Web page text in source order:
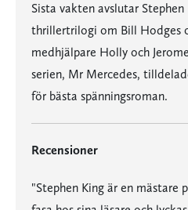
Sista vakten avslutar Stephen
thrillertrilogi om Bill Hodges
medhjälpare Holly och
serien, Mr Mercedes,
för bästa spänningsroman.
Recensioner
"Stephen King är en mästare